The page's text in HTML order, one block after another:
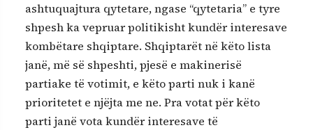
ashtuquajtura qytetare, ngase “qytetaria” e tyre
shpesh ka vepruar politikisht kundër interesave
kombëtare shqiptare. Shqiptarët në këto lista
janë, më së shpeshti, pjesë e makinerisë
partiake të votimit, e këto parti nuk i kanë
prioritetet e njëjta me ne. Pra votat për këto
parti janë vota kundër interesave të